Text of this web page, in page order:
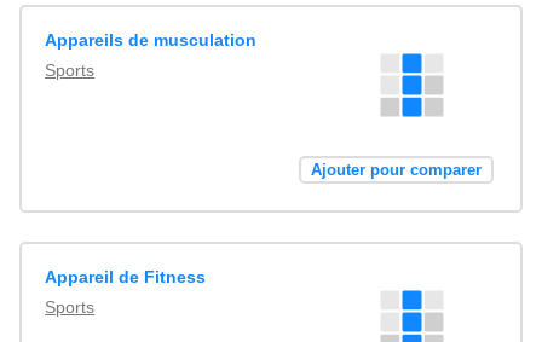
Appareils de musculation
Sports
Ajouter pour comparer
Appareil de Fitness
Sports